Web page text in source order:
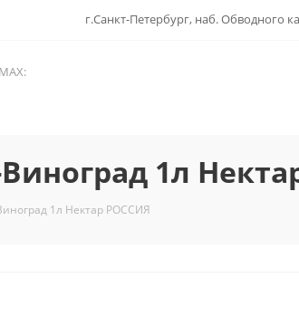
г.Санкт-Петербург, наб. Обводного
1л
1л Нектар РОССИЯ